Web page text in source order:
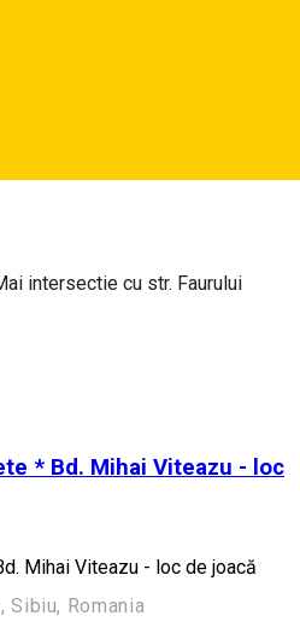
intersectie cu str. Faurului
* Bd. Mihai Viteazu - loc
Mihai Viteazu - loc de joacă
Sibiu, Romania